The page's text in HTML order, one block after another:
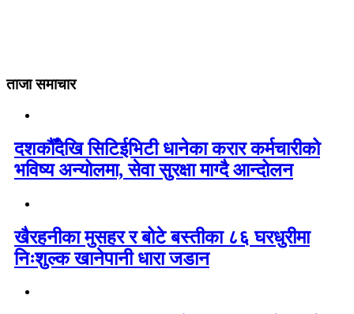
ताजा समाचार
दशकौँदेखि सिटिईभिटी धानेका करार कर्मचारीको
भविष्य अन्योलमा, सेवा सुरक्षा माग्दै आन्दोलन
खैरहनीका मुसहर र बोटे बस्तीका ८६ घरधुरीमा
निःशुल्क खानेपानी धारा जडान